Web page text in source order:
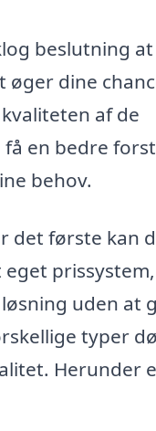
beslutning at
øger dine
af de
en bedre
behov.
det første kan
uden at
typer
Herunder